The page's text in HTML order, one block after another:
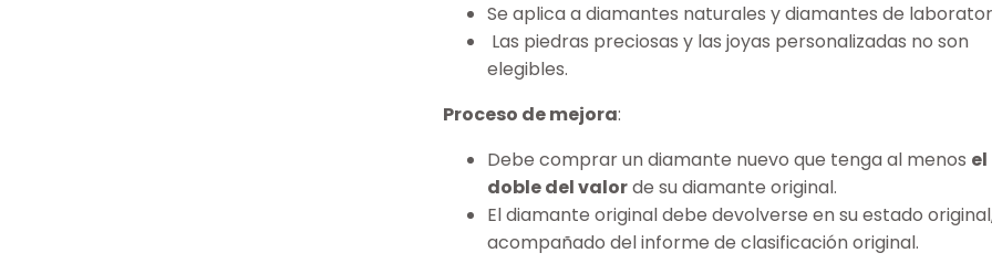
Se aplica a diamantes naturales y diamantes de
Las piedras preciosas y las joyas personalizadas no son
elegibles.
Proceso de mejora:
Debe comprar un diamante nuevo que tenga al menos el
doble del valorde su diamante original.
El diamante original debe devolverse en su estado
acompañado del informe de clasificación original.